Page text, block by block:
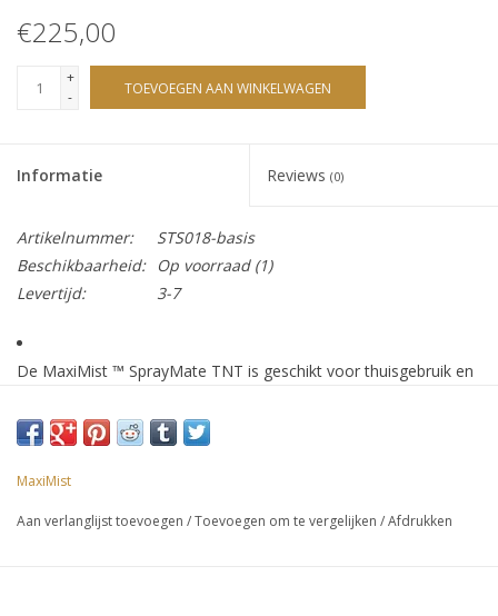
€225,00
+
-
TOEVOEGEN AAN WINKELWAGEN
Informatie Reviews (0)
Artikelnummer:
STS018-basis
Beschikbaarheid:
Op voorraad(1)
Levertijd:
3-7
De MaxiMist ™ SprayMate TNT is geschikt voor thuisgebruik en
kg).
U kunt met de MaxiMist ™ SprayMate TNT 10+ spraysessie op
een dag verrichten.
MaxiMist
Aan verlanglijst toevoegen /Toevoegen om te vergelijken /Afdrukken